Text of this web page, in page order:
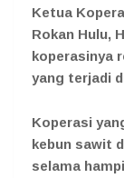
Ketua
Rokan Hulu,
koperasinya
yang terjadi
Koperasi
kebun sawit
selama